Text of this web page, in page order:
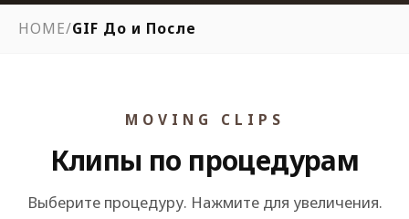
HOME/GIF До и После
MOVING CLIPS
Клипы по процедурам
Выберите процедуру. Нажмите для увеличения.